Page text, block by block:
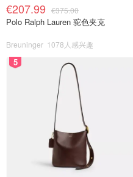
€207.99 €375.00
Polo Ralph Lauren 驼色夹克
Breuninger 1078人感兴趣
5